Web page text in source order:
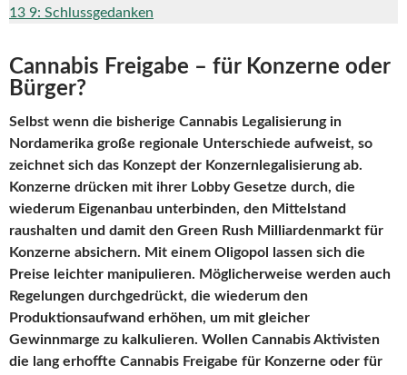
13 9: Schlussgedanken
Cannabis Freigabe – für Konzerne oder
Bürger?
Selbst wenn die bisherige Cannabis Legalisierung in
Nordamerika große regionale Unterschiede aufweist, so
zeichnet sich das Konzept der Konzernlegalisierung ab.
Konzerne drücken mit ihrer Lobby Gesetze durch, die
wiederum Eigenanbau unterbinden, den Mittelstand
raushalten und damit den Green Rush Milliardenmarkt für
Konzerne absichern. Mit einem Oligopol lassen sich die
Preise leichter manipulieren. Möglicherweise werden auch
Regelungen durchgedrückt, die wiederum den
Produktionsaufwand erhöhen, um mit gleicher
Gewinnmarge zu kalkulieren. Wollen Cannabis Aktivisten
die lang erhoffte Cannabis Freigabe für Konzerne oder für